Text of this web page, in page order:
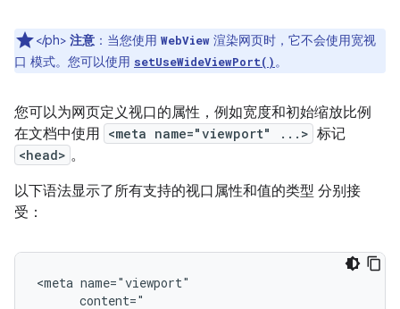
</ph> 注意 ：当您使用 WebView 渲染网页时，它不会使用宽视
口 模式。您可以使用 setUseWideViewPort()。
您可以为网页定义视口的属性，例如宽度和初始缩放比例
在文档中使用 <meta name="viewport" ...> 标记
<head> 。
以下语法显示了所有支持的视口属性和值的类型 分别接
受：
<meta